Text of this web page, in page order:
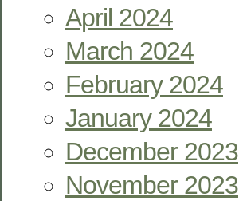
April 2024
March 2024
February 2024
January 2024
December 2023
November 2023